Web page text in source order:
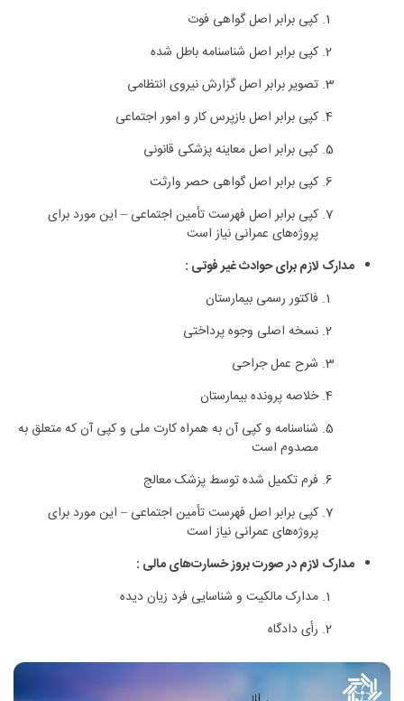
کپی برابر اصل گواهی فوت
کپی برابر اصل شناسنامه باطل شده
تصویر برابر اصل گزارش نیروی انتظامی
کپی برابر اصل بازپرس کار و امور اجتماعی
کپی برابر اصل معاینه پزشکی قانونی
کپی برابر اصل گواهی حصر وارثت
کپی برابر اصل فهرست تأمین اجتماعی – این مورد برای
پروژه‌های عمرانی نیاز است
مدارک لازم برای حوادث غیر فوتی :
فاکتور رسمی بیمارستان
نسخه اصلی وجوه پرداختی
شرح عمل جراحی
خلاصه پرونده بیمارستان
شناسنامه و کپی آن به همراه کارت ملی و کپی آن که متعلق به
مصدوم است
فرم تکمیل شده توسط پزشک معالج
کپی برابر اصل فهرست تأمین اجتماعی – این مورد برای
پروژه‌های عمرانی نیاز است
مدارک لازم در صورت بروز خسارت‌های مالی :
مدارک مالکیت و شناسایی فرد زیان دیده
رأی دادگاه